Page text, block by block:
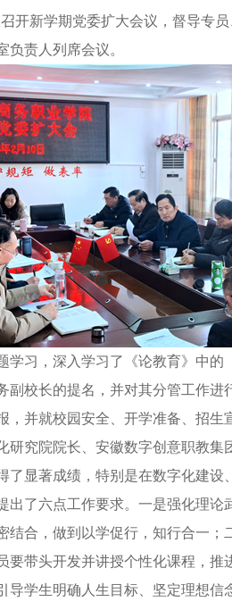
新学期党委扩大会议，督导专员
责人列席会议。
习，深入学习了《论教育》中的
副校长的提名，并对其分管工作
并就校园安全、开学准备、招生
究院院长、安徽数字创意职教集
显著成绩，特别是在数字化建设
出了六点工作要求。一是强化理
合，做到以学促行，知行合一；
带头开发并讲授个性化课程，推
导学生明确人生目标、坚定理想